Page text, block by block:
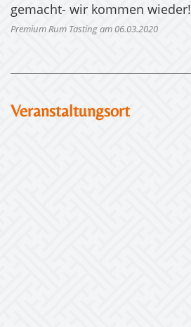
gemacht- wir kommen wieder!
Premium Rum Tasting am 06.03.2020
Veranstaltungsort